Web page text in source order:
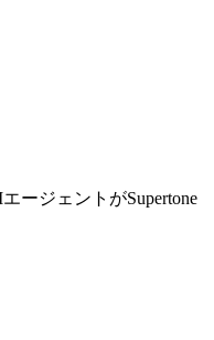
ージェントがSupertone